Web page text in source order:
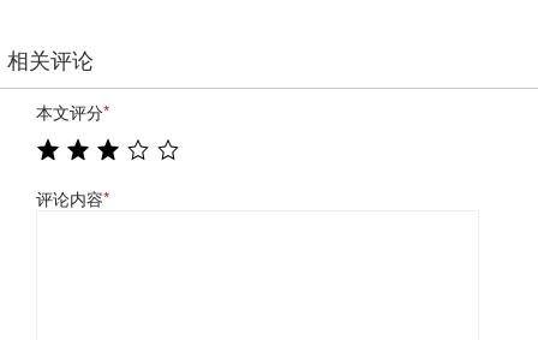
相关评论
本文评分*
评论内容*